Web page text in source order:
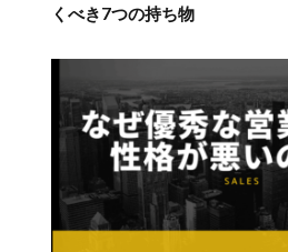
くべき7つの持ち物